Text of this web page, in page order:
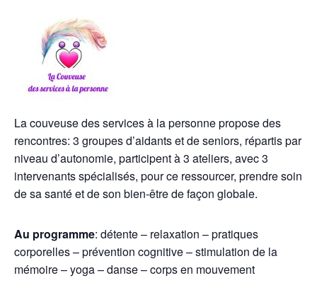
La couveuse des services à la personne propose des
rencontres: 3 groupes d’aidants et de seniors, répartis par
niveau d’autonomie, participent à 3 ateliers, avec 3
intervenants spécialisés, pour ce ressourcer, prendre soin
de sa santé et de son bien-être de façon globale.
Au programme: détente – relaxation – pratiques
corporelles – prévention cognitive – stimulation de la
mémoire – yoga – danse – corps en mouvement